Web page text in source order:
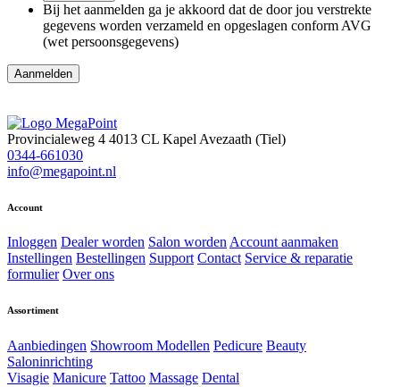
Bij het aanmelden ga je akkoord dat de door jou verstrekte
gegevens worden verzameld en opgeslagen conform AVG
(wet persoonsgegevens)
Provincialeweg 4 4013 CL Kapel Avezaath (Tiel)
0344-661030
info@megapoint.nl
Account
Inloggen Dealer worden Salon wordenAccount aanmaken
Instellingen Bestellingen Support Contact Service & reparatie
formulier Over ons
Assortiment
Aanbiedingen Showroom Modellen Pedicure Beauty
Saloninrichting
Visagie Manicure Tattoo Massage Dental